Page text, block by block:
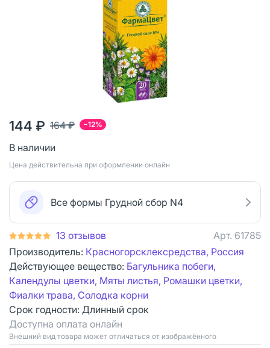
−12%
164 ₽
144 ₽
В наличии
Цена действительна при оформлении онлайн
Все формы Грудной сбор N4
13 отзывов Арт. 61785
Производитель: Красногорсклексредства, Россия
Действующее вещество: Багульника побеги,
Календулы цветки, Мяты листья, Ромашки цветки,
Фиалки трава, Солодка корни
Срок годности: Длинный срок
Доступна оплата онлайн
Bнешний вид товара может отличаться от изображённого